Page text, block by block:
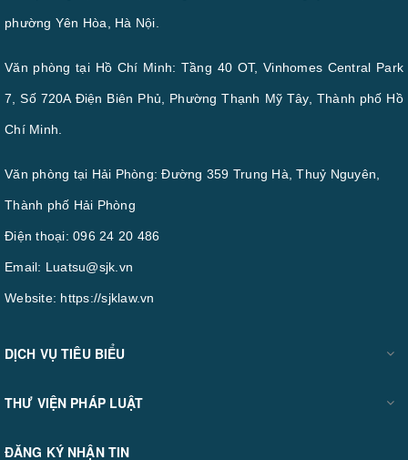
phường Yên Hòa, Hà Nội.
Văn phòng tại Hồ Chí Minh: Tầng 40 OT, Vinhomes Central Park
7, Số 720A Điện Biên Phủ, Phường Thạnh Mỹ Tây, Thành phố Hồ
Chí Minh.
Văn phòng tại Hải Phòng: Đường 359 Trung Hà, Thuỷ Nguyên,
Thành phố Hải Phòng
Điện thoại: 096 24 20 486
Email: Luatsu@sjk.vn
Website: https://sjklaw.vn
DỊCH VỤ TIÊU BIỂU
THƯ VIỆN PHÁP LUẬT
ĐĂNG KÝ NHẬN TIN